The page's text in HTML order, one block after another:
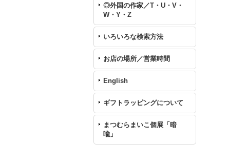
◎外国の作家／T・U・V・
W・Y・Z
いろいろな検索方法
お店の場所／営業時間
English
ギフトラッピングについて
まつむらまいこ個展「暗
喩」